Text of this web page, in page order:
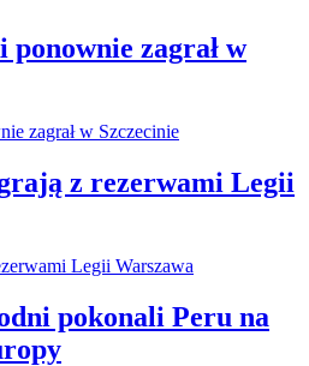
ponownie zagrał w
z rezerwami Legii
pokonali Peru na